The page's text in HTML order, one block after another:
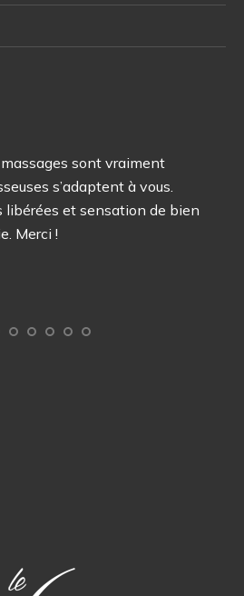
sont vraiment
s’adaptent à vous.
libérées et sensation de bien
Merci !